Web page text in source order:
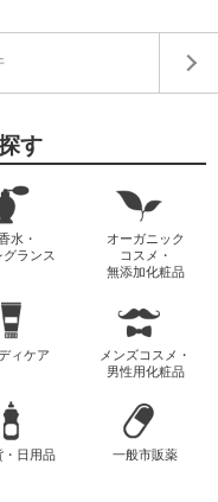
す
水・
グランス
オーガニック
コスメ・
無添加化粧品
ィケア
メンズコスメ・
男性用化粧品
・日用品 一般市販薬